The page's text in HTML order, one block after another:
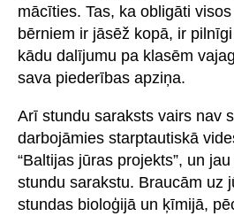
mācīties. Tas, ka obligāti
bērniem ir jāsēž kopā, ir
kādu dalījumu pa klasēm
sava piederības apziņa.
Arī stundu saraksts vairs nav
darbojāmies starptautiskā
“Baltijas jūras projekts”, un
stundu sarakstu. Braucām uz
stundas bioloģijā un ķīmijā,